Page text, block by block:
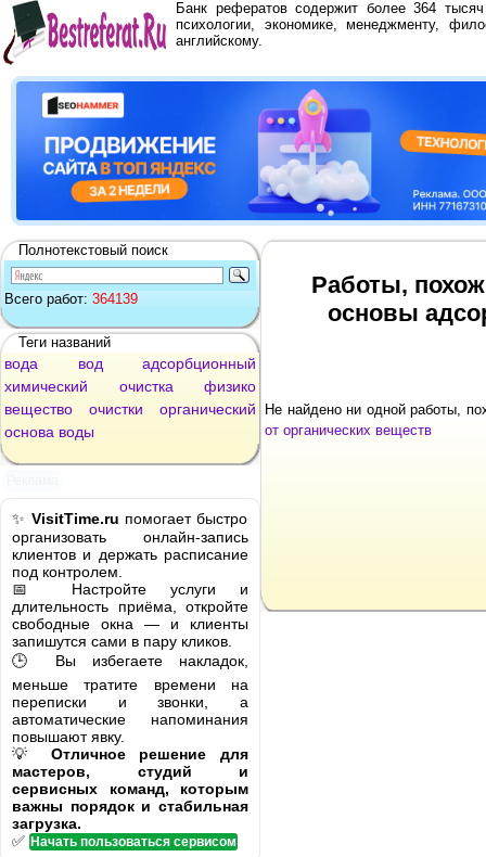
Банк рефератов содержит более 364
психологии, экономике, менеджменту,
английскому.
Полнотекстовый поиск
Всего работ: 364139
Теги названий
вода вод
адсорбционный
химический
очистка
физико
вещество
очистки
органический
основа воды
✨ VisitTime.ru помогает быстро
организовать онлайн-запись
клиентов и держать расписание
под контролем.
📅 Настройте услуги и
длительность приёма, откройте
свободные окна — и клиенты
запишутся сами в пару кликов.
🕒 Вы избегаете накладок,
меньше тратите времени на
переписки и звонки, а
автоматические напоминания
повышают явку.
💡 Отличное решение для
мастеров, студий и
сервисных команд, которым
важны порядок и стабильная
загрузка.
✅ Начать пользоваться сервисом
Работы,
основы
Не найдено ни одной работы,
от органических веществ